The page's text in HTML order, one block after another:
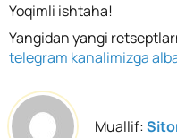
Yoqimli ishtaha!
Yangidan yangi
telegram kanalimizga
Muallif: